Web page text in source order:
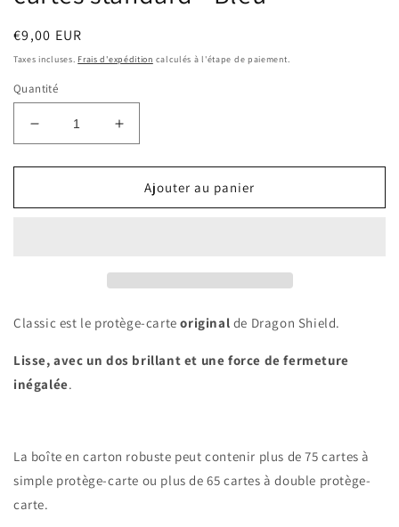
Prix
habituel
€9,00 EUR
Taxes incluses. Frais d'expédition calculés à l'étape de paiement.
Quantité
Réduire
la
quantité
Dragon
standard
Bleu
Augmenter
la
quantité
Dragon
standard
Bleu
Ajouter au panier
Classic est le protège-carteoriginal de Dragon Shield.
Lisse, avec un dos brillant et une force de fermeture
inégalée.
La boîte en carton robuste peut contenir plus de 75 cartes à
simple protège-carte ou plus de 65 cartes à double protège-
carte.